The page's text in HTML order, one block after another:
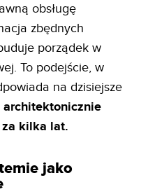
obsługę
zbędnych
porządek w
To podejście, w
na dzisiejsze
architektonicznie
kilka lat.
jako